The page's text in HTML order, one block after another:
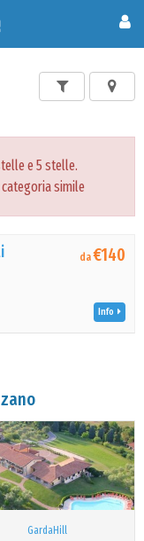
e 5 stelle.
simile
da€140
Info
GardaHill